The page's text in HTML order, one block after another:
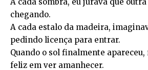
chegando.
A cada estalo da madeira,
pedindo licença para entrar.
Quando o sol finalmente
feliz em ver amanhecer.